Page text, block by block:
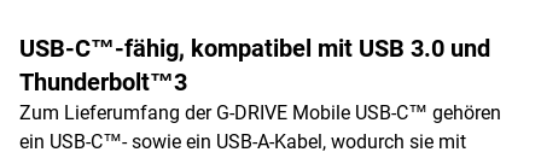
USB-C™-fähig, kompatibel mit USB 3.0 und
Thunderbolt™3
Zum Lieferumfang der G-DRIVE Mobile USB-C™ gehören
ein USB-C™- sowie ein USB-A-Kabel, wodurch sie mit